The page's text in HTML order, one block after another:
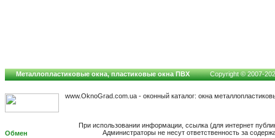
Металлопластиковые окна, пластиковые окна ПВХ Copyright © 2007-
www.OknoGrad.com.ua - оконный каталог: окна
При использовании информации, ссылка (для интернет
Администраторы не несут ответственность за
Обмен